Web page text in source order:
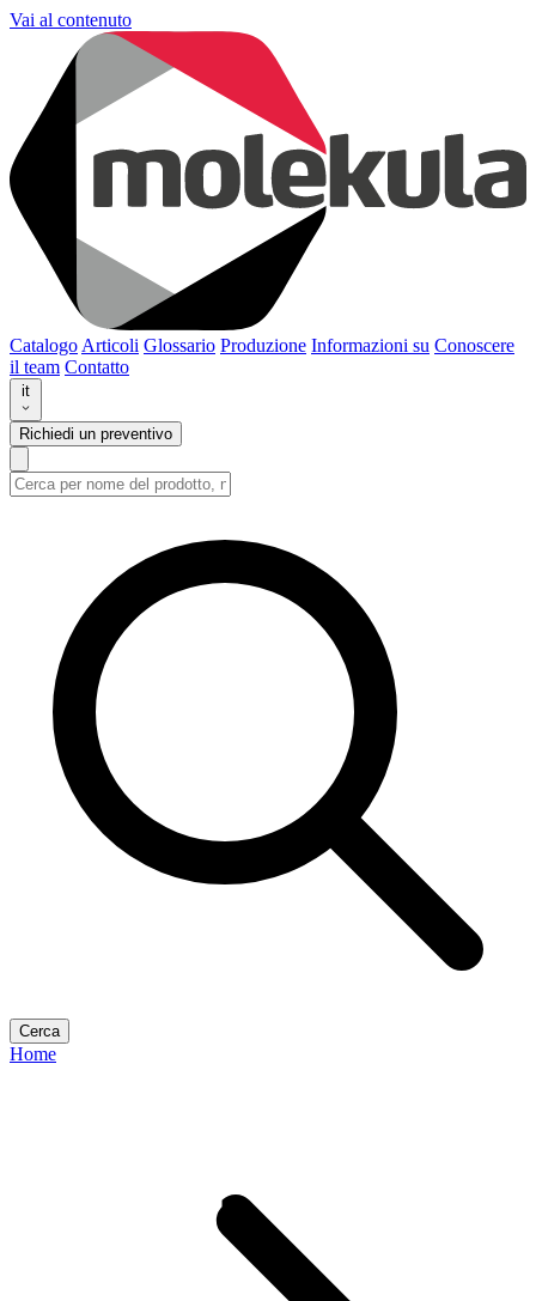
Vai al contenuto
Catalogo Articoli Glossario Produzione Informazioni su Conoscere
il team Contatto
it
Richiedi un preventivo
Cerca
Home